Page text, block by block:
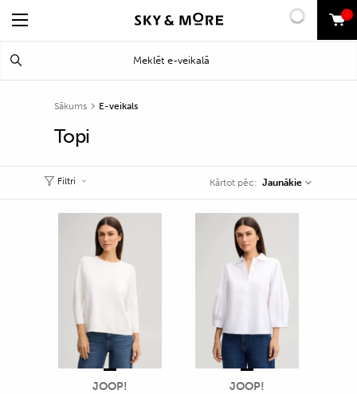
0
Sākums E-veikals
Topi
Filtri Kārtot pēc: Jaunākie
JOOP! JOOP!